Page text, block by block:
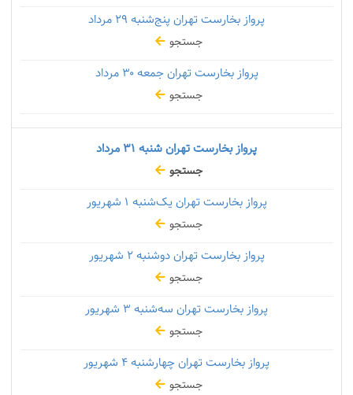
پرواز بخارست تهران پنج‌شنبه
جستجو
پرواز بخارست تهران جمعه۳۰ مرداد
جستجو
پرواز بخارست تهران شنبه
جستجو
پرواز بخارست تهران یک‌شنبه
جستجو
پرواز بخارست تهران دوشنبه۲ شهریور
جستجو
پرواز بخارست تهران سه‌شنبه
جستجو
پرواز بخارست تهران چهارشنبه
جستجو